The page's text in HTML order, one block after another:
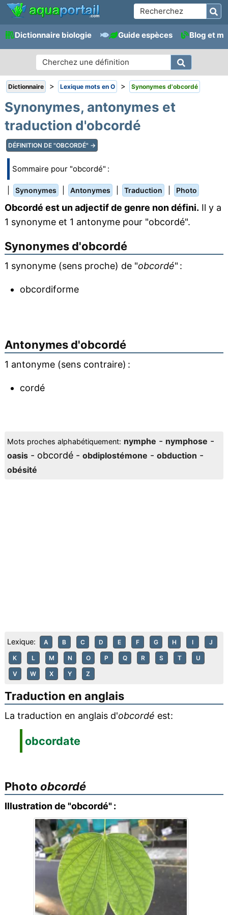
Dictionnaire biologie Guide espèces Blog et
Dictionnaire > Lexique mots en O > Synonymes d'obcordé
Synonymes, antonymes et
traduction d'obcordé
DÉFINITION DE "OBCORDÉ" →
Sommaire pour "obcordé" :
Synonymes Antonymes Traduction Photo
Obcordé est un adjectif de genre non défini. Il y a
1 synonyme et 1 antonyme pour "obcordé".
Synonymes d'obcordé
1 synonyme (sens proche) de "obcordé" :
obcordiforme
Antonymes d'obcordé
1 antonyme (sens contraire) :
cordé
Mots proches alphabétiquement: nymphe - nymphose -
oasis- obcordé - obdiplostémone - obduction -
obésité
Lexique: A B C D E F G H I J
K L M N O P Q R S T U
V W X Y Z
Traduction en anglais
La traduction en anglais d'obcordé est:
obcordate
Photo obcordé
Illustration de "obcordé" :